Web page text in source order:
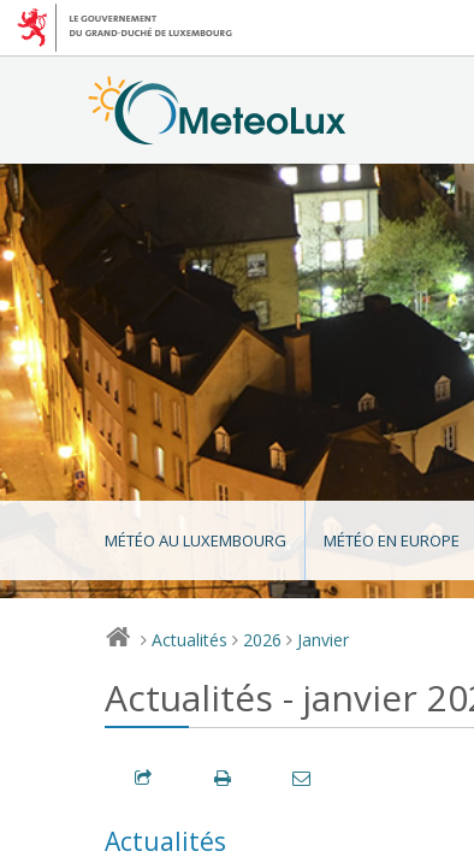
MÉTÉO AU LUXEMBOURG MÉTÉO EN EUROPE
> Actualités > 2026 > Janvier
Actualités - janvier
Actualités